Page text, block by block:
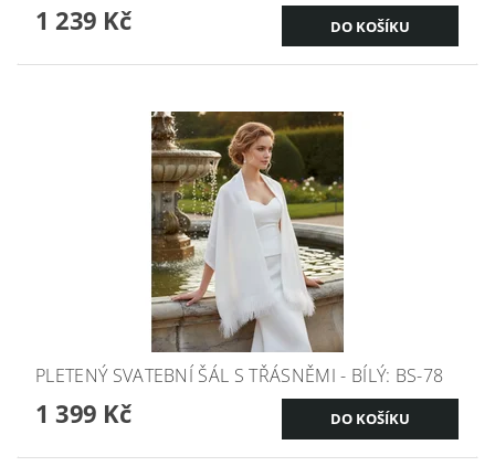
1 239 Kč
PLETENÝ SVATEBNÍ ŠÁL S TŘÁSNĚMI - BÍLÝ: BS-78
1 399 Kč